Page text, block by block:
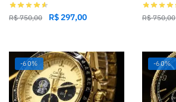
R$750,00 R$297,00 R$750,00
-60% -60%